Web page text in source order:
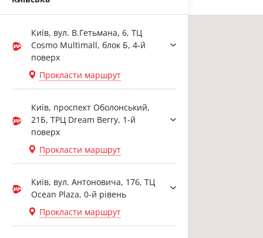
Київ, вул. В.Гетьмана, 6, ТЦ
Cosmo Multimall, блок Б, 4-й
поверх
Прокласти маршрут
Київ, проспект Оболонський,
21Б, ТРЦ Dream Berry, 1-й
поверх
Прокласти маршрут
Київ, вул. Антоновича, 176, ТЦ
Ocean Plaza, 0-й рівень
Прокласти маршрут